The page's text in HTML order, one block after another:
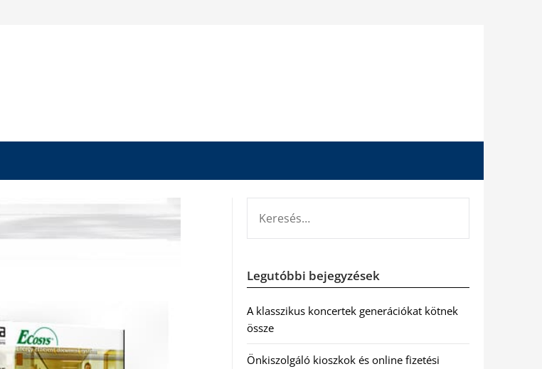
Legutóbbi bejegyzések
A klasszikus koncertek generációkat kötnek
össze
Önkiszolgáló kioszkok és online fizetési